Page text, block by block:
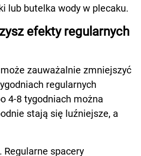
lub butelka wody w plecaku.
efekty regularnych
zauważalnie zmniejszyć
regularnych
4-8 tygodniach można
stają się luźniejsze, a
Regularne spacery